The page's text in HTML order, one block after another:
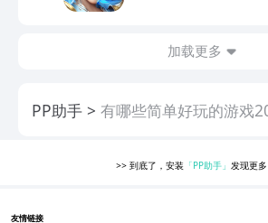
加载更多
PP助手 有哪些简单好玩的游戏
>> 到底了，安装 「PP助手」 发现更
友情链接